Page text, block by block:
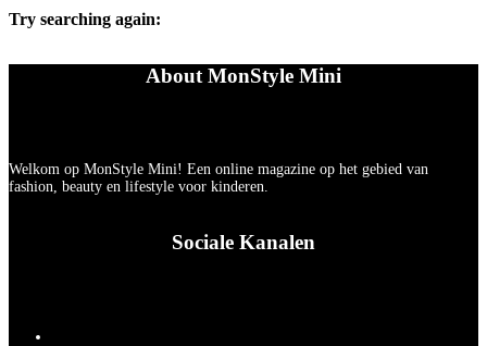
Try searching again:
About MonStyle Mini
Welkom op MonStyle Mini! Een online magazine op het gebied van
fashion, beauty en lifestyle voor kinderen.
Sociale Kanalen